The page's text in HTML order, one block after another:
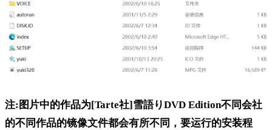
注:图片中的作品为[Tarte社]雪語りDVD Edition不同会社
的不同作品的镜像文件都会有所不同，要运行的安装程